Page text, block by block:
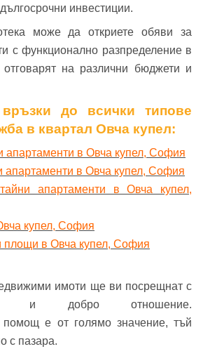
инвестиции.
може да откриете обяви за
с функционално разпределение в
на различни бюджети и
до всички типове
в квартал Овча купел:
апартаменти в Овча купел, София
апартаменти в Овча купел, София
апартаменти в Овча купел,
купел, София
площи в Овча купел, София
имоти ще ви посрещнат с
и добро отношение.
помощ е от голямо значение, тъй
с пазара.